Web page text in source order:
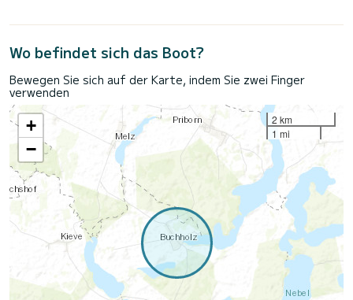
Wo befindet sich das Boot?
Bewegen Sie sich auf der Karte, indem Sie zwei Finger
verwenden
+
−
2 km
1 mi